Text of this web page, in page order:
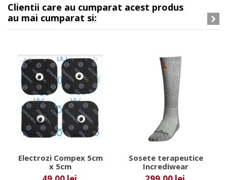
Clientii care au cumparat acest produs
au mai cumparat si:
Electrozi Compex 5cm
x 5cm
Sosete terapeutice
Incrediwear